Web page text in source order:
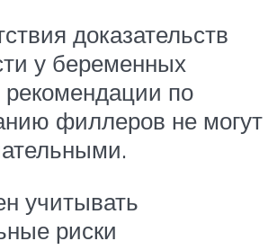
доказательств
у беременных
рекомендации по
филлеров не могут
учитывать
риски